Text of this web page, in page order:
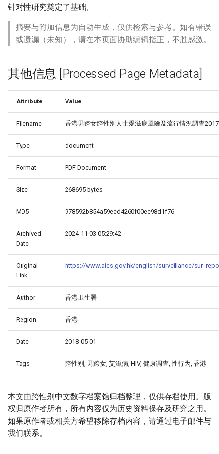
针对性研究奠定了基础。
摘要与附加信息为自动生成，仅供检索与参考。如有错误
或遗漏（未知），请在本页面协助编辑指正，不胜感激。
其他信息 [Processed Page Metadata]
Attribute Value
Filename 香港男跨女跨性別人士愛滋病風險及流行情況調查
Type document
Format PDF Document
Size 268695 bytes
MD5 978592b854a59eed4260f00ee98d1f76
Archived
Date
2024-11-03 05:29:42
Original
Link
https://www.aids.gov.hk/english/surveillance/
Author 香港卫生署
Region 香港
Date 2018-05-01
Tags 跨性别, 男跨女, 艾滋病, HIV, 健康调查, 性行为, 香港
本文由跨性别中文数字档案馆归档整理，仅供存档使用。版
权归原作者所有，所有内容仅为历史资料保存及研究之用。
如果原作者或相关方希望移除存档内容，请通过电子邮件与
我们联系。